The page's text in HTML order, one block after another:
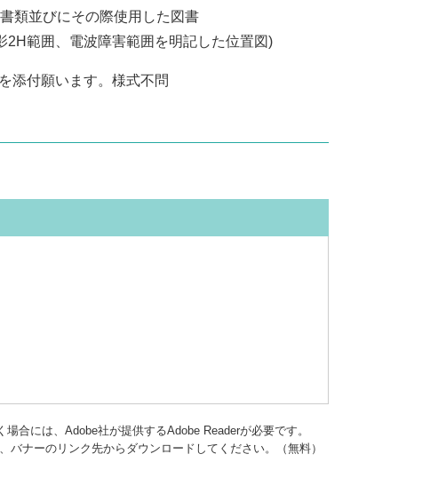
類並びにその際使用した図書
範囲、電波障害範囲を明記した位置図)
を添付願います。様式不問
合には、Adobe社が提供するAdobe Readerが必要です。
バナーのリンク先からダウンロードしてください。（無料）